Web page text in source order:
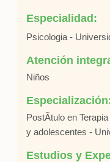
Especialidad:
Psicologia -
Atención
Niños
PostÃ­tulo en
y adolescentes -
Estudios y